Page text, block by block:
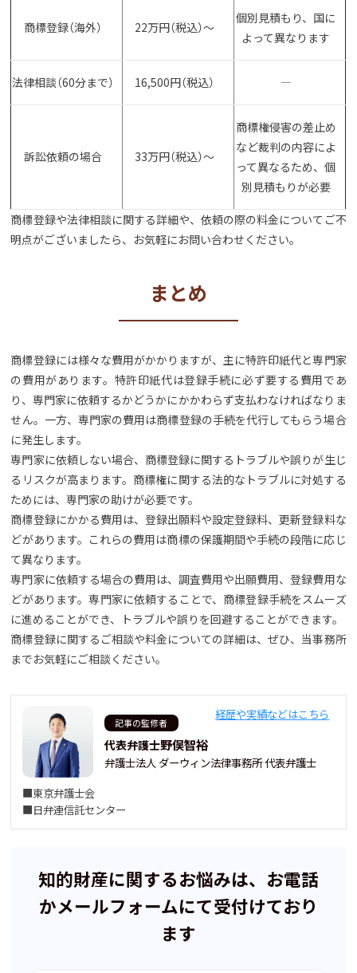
商標登録（海外） 22万円（税込）〜
個別見積もり、国に
よって異なります
法律相談（60分まで） 16,500円（税込） ―
訴訟依頼の場合 33万円（税込）〜
商標権侵害の差止め
など裁判の内容によ
って異なるため、個
別見積もりが必要
商標登録や法律相談に関する詳細や、依頼の際の料金についてご不
明点がございましたら、お気軽にお問い合わせください。
まとめ
商標登録には様々な費用がかかりますが、主に特許印紙代と専門家
の費用があります。特許印紙代は登録手続に必ず要する費用であ
り、専門家に依頼するかどうかにかかわらず支払わなければなりま
せん。一方、専門家の費用は商標登録の手続を代行してもらう場合
に発生します。
専門家に依頼しない場合、商標登録に関するトラブルや誤りが生じ
るリスクが高まります。商標権に関する法的なトラブルに対処する
ためには、専門家の助けが必要です。
商標登録にかかる費用は、登録出願料や設定登録料、更新登録料な
どがあります。これらの費用は商標の保護期間や手続の段階に応じ
て異なります。
専門家に依頼する場合の費用は、調査費用や出願費用、登録費用な
どがあります。専門家に依頼することで、商標登録手続をスムーズ
に進めることができ、トラブルや誤りを回避することができます。
商標登録に関するご相談や料金についての詳細は、ぜひ、当事務所
までお気軽にご相談ください。
記事の監修者
代表弁護士野俣智裕
弁護士法人 ダーウィン法律事務所 代表弁護士
経歴や実績などはこちら
■東京弁護士会
■日弁連信託センター
知的財産に関するお悩みは、お電話
かメールフォームにて受付けており
ます